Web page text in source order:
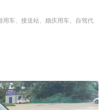
车、接送站、婚庆用车、自驾代